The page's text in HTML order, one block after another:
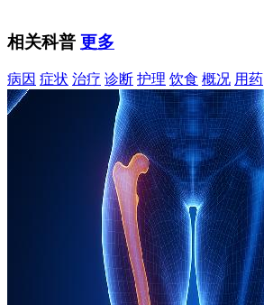
相关科普 更多
病因 症状 治疗 诊断 护理 饮食 概况 用药